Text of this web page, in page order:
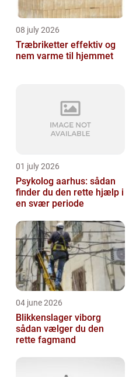
08 july 2026
Træbriketter effektiv og
nem varme til hjemmet
01 july 2026
Psykolog aarhus: sådan
finder du den rette hjælp i
en svær periode
04 june 2026
Blikkenslager viborg
sådan vælger du den
rette fagmand